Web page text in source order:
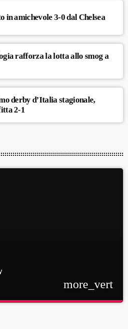
in amichevole 3-0 dal Chelsea
rafforza la lotta allo smog a
derby d’Italia stagionale,
2-1
more_vert